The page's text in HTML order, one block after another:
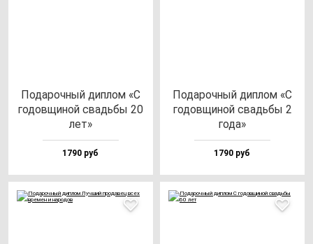
Пода­роч­ный дип­лом «С
го­дов­щи­ной свадь­бы 20
лет»
1790 руб
Пода­роч­ный дип­лом «С
го­дов­щи­ной свадь­бы 2
го­да»
1790 руб